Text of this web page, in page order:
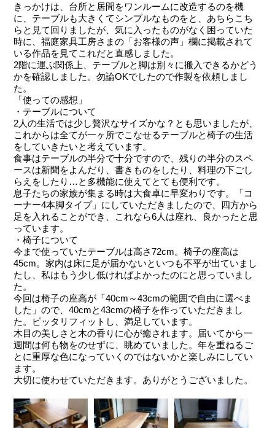
きっかけは、台所と居間をワンルームに改造するのを機
に、テーブルも大きくてシンプルなものをと、あちらこち
らと見て回りましたが、気に入ったものがなく困っていた
時に、福庭家具工房さまの「お客様の声」欄に掲載されて
いる作品を見てこれだと直感しました。
2階に運ぶ関係上、テーブルと脚は別々に搬入できるかどう
かを確認しました。勿論OKでしたので作製を依頼しまし
た。
「使っての感想」
・テーブルについて
2人の生活では少し贅沢なサイズかな？とも思いましたが、
これからは全てが一ヶ所でこなせるテーブルと椅子の生活
をしていきたいと考えています。
食事はテーブルの半分で十分ですので、残りの半分のスペ
ースは新聞をよんだり、書きものをしたり、料理の下ごし
らえをしたり…と多機能に使えてとても便利です。
息子たちの家族が集まる時は大食卓に早変わりです。「コ
ーナー4本脚タイプ」にしていただきましたので、四方から
足を入れることができ、これなら6人は座れ、良かったと思
っています。
・椅子について
今まで使っていたテーブルは高さ72cm。椅子の座高は
45cm。家内は床に足が届かないといつも不平が出ていまし
たし、私はもう少し低ければよかったのにと思っていまし
た。
今回は椅子の座高が「40cm～43cmの範囲で自由に選べま
した」ので、40cmと43cmの椅子を作っていただきまし
た。ピッタリフィットし、満足しています。
木目の美しさと木の香りに心が癒されます。届いてから一
週間は何も物をのせずに、眺めていました。年を重ねるご
とに重厚な色になっていくのではないかと楽しみにしてい
ます。
大切に使わせていただきます。ありがとうございました。